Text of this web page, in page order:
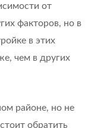
от
факторов, но в
в этих
чем в других
районе, но не
обратить